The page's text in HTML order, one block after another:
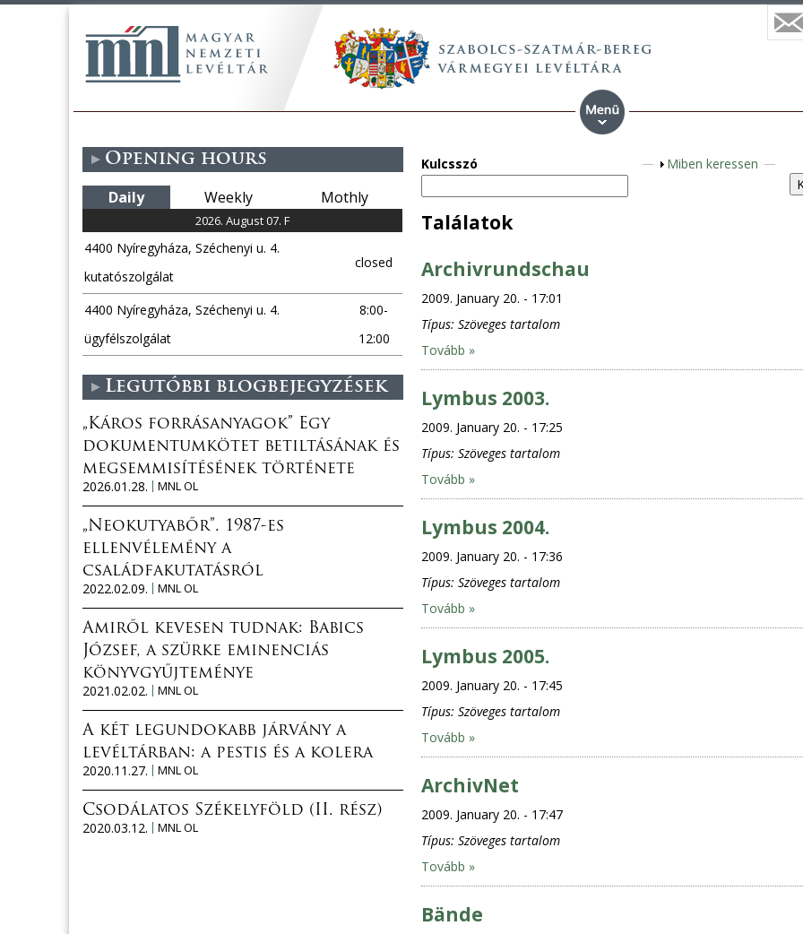
Kulcsszó
S
Miben keressen
Találatok
Archivrundschau
2009. January 20. - 17:01
Típus: Szöveges tartalom
Tovább »
Lymbus 2003.
2009. January 20. - 17:25
Típus: Szöveges tartalom
Tovább »
Lymbus 2004.
2009. January 20. - 17:36
Típus: Szöveges tartalom
Tovább »
Lymbus 2005.
2009. January 20. - 17:45
Típus: Szöveges tartalom
Tovább »
ArchivNet
2009. January 20. - 17:47
Típus: Szöveges tartalom
Tovább »
Bände
Opening hours
Daily Weekly Mothly
2026. August 07. F
4400 Nyíregyháza, Széchenyi u. 4.
kutatószolgálat
closed
4400 Nyíregyháza, Széchenyi u. 4.
ügyfélszolgálat
8:00-
12:00
Legutóbbi blogbejegyzések
„Káros forrásanyagok” Egy
dokumentumkötet betiltásának és
megsemmisítésének története
2026.01.28.
MNL OL
„Neokutyabőr”. 1987-es
ellenvélemény a
családfakutatásról
2022.02.09.
MNL OL
Amiről kevesen tudnak: Babics
József, a szürke eminenciás
könyvgyűjteménye
2021.02.02.
MNL OL
A két legundokabb járvány a
levéltárban: a pestis és a kolera
2020.11.27.
MNL OL
Csodálatos Székelyföld (II. rész)
2020.03.12.
MNL OL